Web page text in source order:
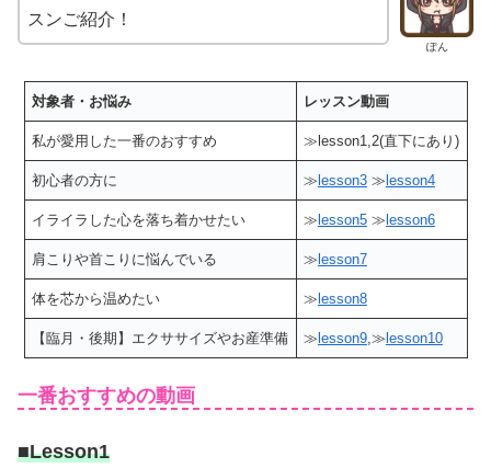
ぽん
スンご紹介！
対象者・お悩み レッスン動画
私が愛用した一番のおすすめ ≫lesson1,2(直下にあり)
初心者の方に ≫ lesson3≫ lesson4
イライラした心を落ち着かせたい ≫ lesson5≫ lesson6
肩こりや首こりに悩んでいる ≫ lesson7
体を芯から温めたい ≫ lesson8
【臨月・後期】エクササイズやお産準備 ≫ lesson9,≫ lesson10
一番おすすめの動画
■Lesson1